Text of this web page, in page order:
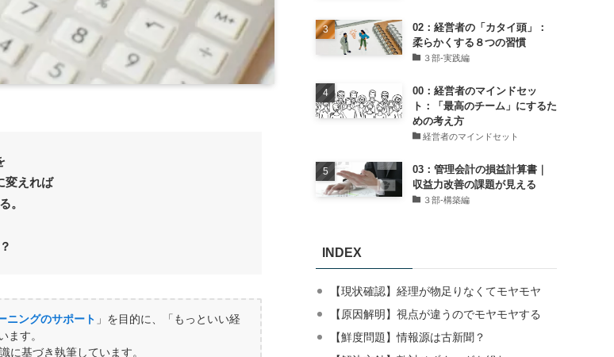
変えれば
。
ニングのサポート 」を目的に、「もっといい経
ます。
に基づき執筆しています。
02：経営者の「カタイ頭」：
柔らかくする８つの習慣
３部-実践編
00：経営者のマインドセッ
ト：「最高のチーム」にするた
めの考え方
経営者のマインドセット
03：管理会計の損益計算書｜
収益力改善の課題が見える
３部-構築編
INDEX
【現状確認】経理が物足りなくてモヤモヤ
【原因解明】視点が違うのでモヤモヤする
【鮮度問題】情報源は古新聞？